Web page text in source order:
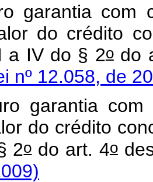
garantia com
do crédito
a IV do § 2odo
nº 12.058, de
garantia
do crédito
2odo art. 4o